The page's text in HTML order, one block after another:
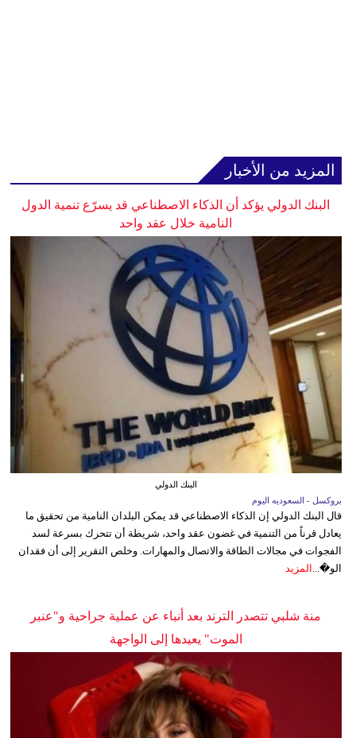
المزيد من الأخبار
البنك الدولي يؤكد أن الذكاء الاصطناعي قد يسرّع تنمية الدول
النامية خلال عقد واحد
البنك الدولي
بروكسل - السعوديه اليوم
قال البنك الدولي إن الذكاء الاصطناعي قد يمكن البلدان النامية من تحقيق ما
يعادل قرناً من التنمية في غضون عقد واحد، شريطة أن تتحرك بسرعة لسد
الفجوات في مجالات الطاقة والاتصال والمهارات. وخلص التقرير إلى أن فقدان
الو�... المزيد
منة شلبي تتصدر الترند بعد أنباء عن عملية جراحية و"عنبر
الموت" يعيدها إلى الواجهة